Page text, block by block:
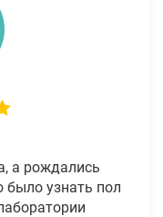
а рождались
было узнать пол